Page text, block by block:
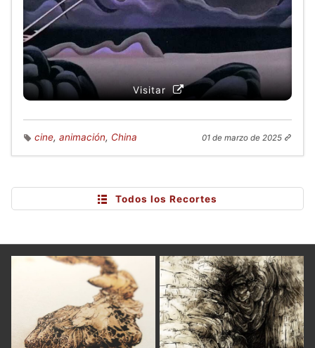
Visitar
cine, animación, China 01 de marzo de 2025
Todos los Recortes